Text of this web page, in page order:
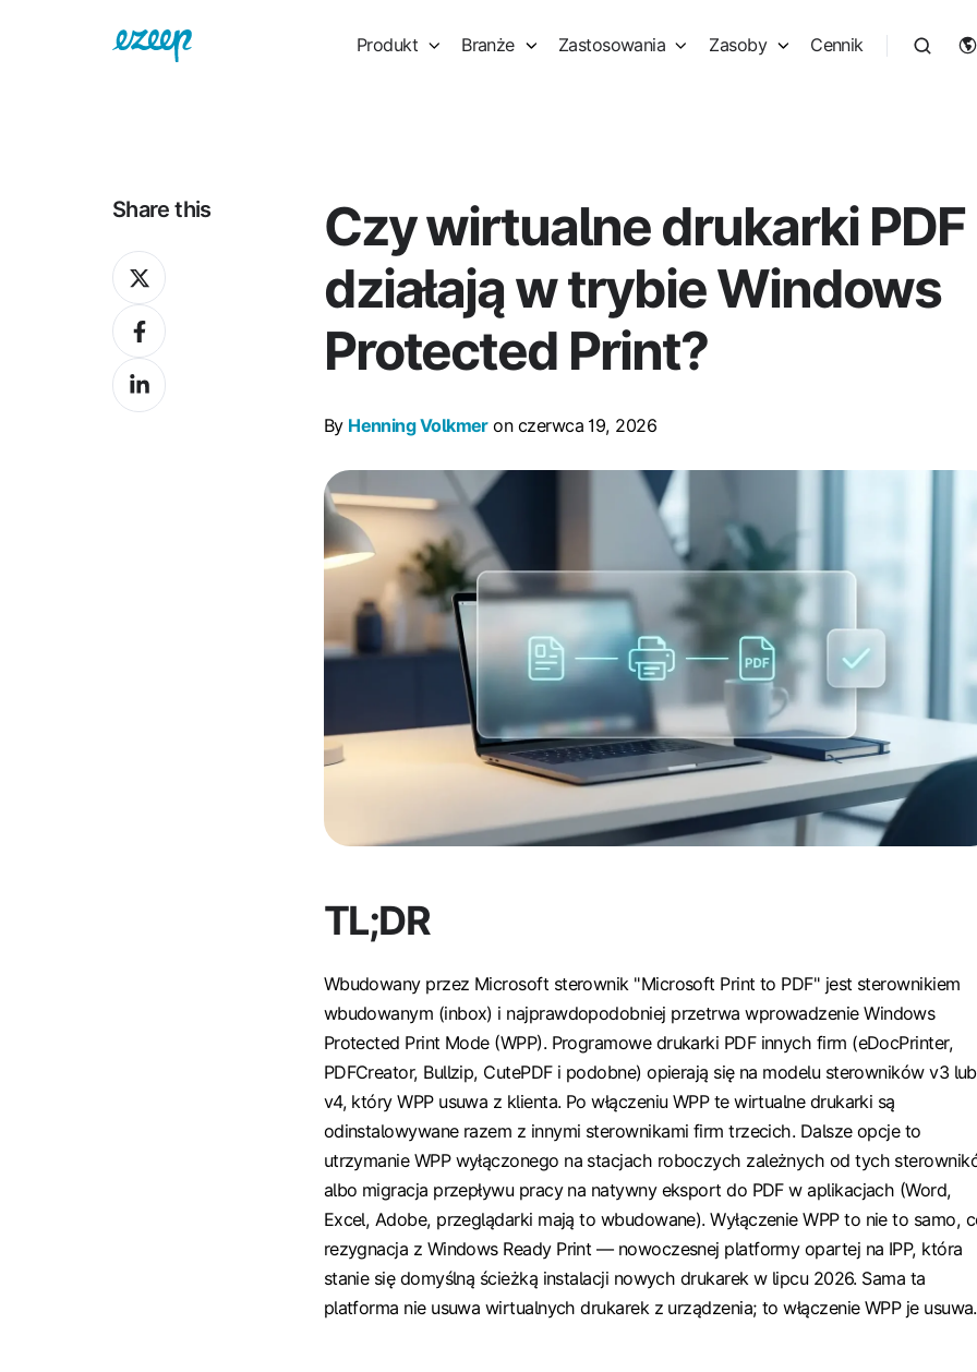
Produkt Branże Zastosowania Zasoby Cennik
Czy wirtualne drukarki PDF
działają w trybie Windows
Protected Print?
By Henning Volkmeron czerwca 19, 2026
TL;DR
Wbudowany przez Microsoft sterownik "Microsoft Print to PDF" jest sterownikiem
wbudowanym (inbox) i najprawdopodobniej przetrwa wprowadzenie Windows
Protected Print Mode (WPP). Programowe drukarki PDF innych firm (eDocPrinter,
PDFCreator, Bullzip, CutePDF i podobne) opierają się na modelu sterowników v3 lub
v4, który WPP usuwa z klienta. Po włączeniu WPP te wirtualne drukarki są
odinstalowywane razem z innymi sterownikami firm trzecich. Dalsze opcje to
utrzymanie WPP wyłączonego na stacjach roboczych zależnych od tych
albo migracja przepływu pracy na natywny eksport do PDF w aplikacjach (Word,
Excel, Adobe, przeglądarki mają to wbudowane). Wyłączenie WPP to nie to samo,
rezygnacja z Windows Ready Print — nowoczesnej platformy opartej na IPP, która
stanie się domyślną ścieżką instalacji nowych drukarek w lipcu 2026. Sama ta
platforma nie usuwa wirtualnych drukarek z urządzenia; to włączenie WPP je usuwa.
Share this
Share
on
XShare
on
Facebook
Share
on